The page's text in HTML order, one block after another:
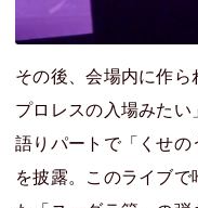
その後、会場内に作
プロレスの入場みた
語りパートで「くせ
を披露。このライブ